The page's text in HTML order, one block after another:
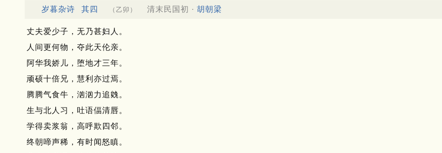
岁暮杂诗 其四 （乙卯） 清末民国初 · 胡朝梁
丈夫爱少子，无乃甚妇人。
人间更何物，夺此天伦亲。
阿华我娇儿，堕地才三年。
顽硕十倍兄，慧利亦过焉。
腾腾气食牛，汹汹力追㕙。
生与北人习，吐语偪清唇。
学得卖浆翁，高呼欺四邻。
终朝啼声稀，有时闻怒瞋。